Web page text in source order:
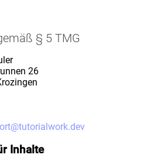
§ 5 TMG
26
Inhalte